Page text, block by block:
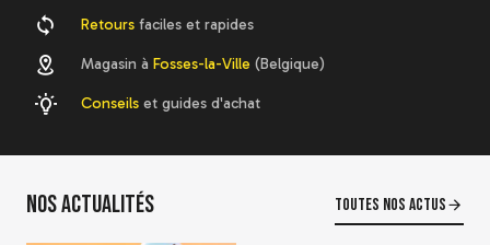
Sac à casque Bell
78,65 €
33,88 €
J'achète
Retours faciles et rapides
Magasin à Fosses-la-Ville (Belgique)
Conseils et guides d'achat
Nos actualités Toutes nos actus